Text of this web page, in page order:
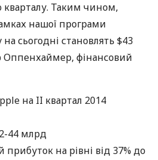
кварталу. Таким чином,
нашої програми
сьогодні становлять $43
Оппенхаймер, фінансовий
на II квартал 2014
44 млрд
на рівні від 37% до